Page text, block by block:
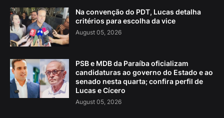
Na convenção do PDT, Lucas detalha
critérios para escolha da vice
August 05, 2026
PSB e MDB da Paraíba oficializam
candidaturas ao governo do Estado e ao
senado nesta quarta; confira perfil de
Lucas e Cícero
August 05, 2026